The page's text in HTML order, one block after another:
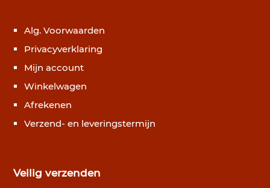
Alg. Voorwaarden
Privacyverklaring
Mijn account
Winkelwagen
Afrekenen
Verzend- en leveringstermijn
Veilig verzenden